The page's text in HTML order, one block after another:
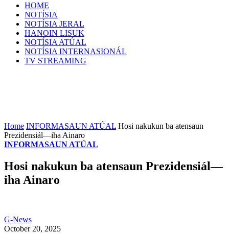
HOME
NOTÍSIA
NOTÍSIA JERAL
HANOIN LISUK
NOTÍSIA ATÚAL
NOTÍSIA INTERNASIONÁL
TV STREAMING
Home INFORMASAUN ATÚAL Hosi nakukun ba atensaun
Prezidensiál—iha Ainaro
INFORMASAUN ATÚAL
Hosi nakukun ba atensaun Prezidensiál—
iha Ainaro
G-News
October 20, 2025